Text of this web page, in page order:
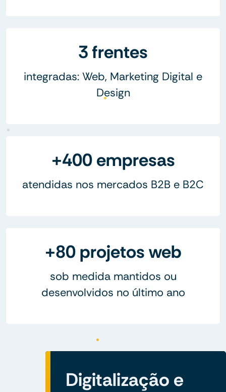
3 frentes
integradas: Web, Marketing Digital e
Design
+400 empresas
atendidas nos mercados B2B e B2C
+80 projetos web
sob medida mantidos ou
desenvolvidos no último ano
Digitalização e